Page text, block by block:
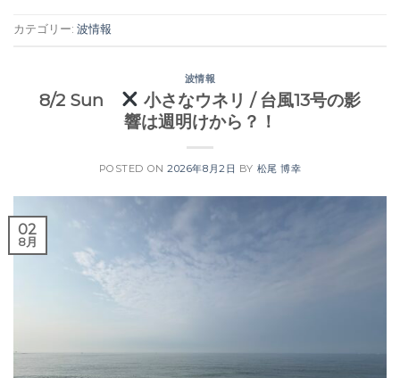
カテゴリー: 波情報
波情報
8/2 Sun
小さなウネリ / 台風13号の影
響は週明けから？！
POSTED ON2026年8月2日 BY 松尾 博幸
02
8月